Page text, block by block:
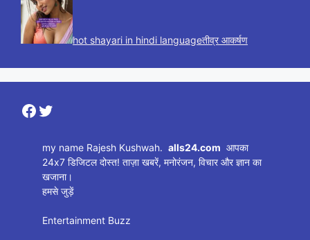
hot shayari in hindi languageतीव्र आकर्षण
Facebook
Twitter
my name Rajesh Kushwah.alls24.com आपका
24x7 डिजिटल दोस्त! ताज़ा खबरें, मनोरंजन, विचार और ज्ञान का
खजाना।
हमसे जुड़ें
Entertainment Buzz